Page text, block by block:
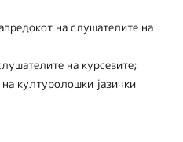
на слушателите на
на курсевите;
културолошки јазички